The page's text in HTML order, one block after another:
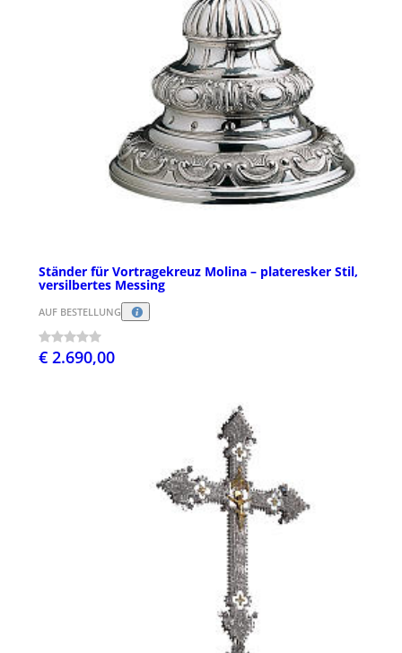
Ständer für Vortragekreuz Molina – plateresker Stil,
versilbertes Messing
AUF BESTELLUNG
€ 2.690,00